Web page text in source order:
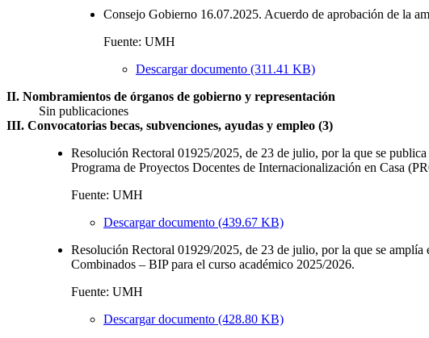
Consejo Gobierno 16.07.2025. Acuerdo de aprobación de la
Fuente: UMH
Descargar documento (311.41 KB)
II. Nombramientos de órganos de gobierno y representación
Sin publicaciones
III. Convocatorias becas, subvenciones, ayudas y empleo (3)
Resolución Rectoral 01925/2025, de 23 de julio, por la que se
Programa de Proyectos Docentes de Internacionalización en Casa
Fuente: UMH
Descargar documento (439.67 KB)
Resolución Rectoral 01929/2025, de 23 de julio, por la que se
Combinados – BIP para el curso académico 2025/2026.
Fuente: UMH
Descargar documento (428.80 KB)